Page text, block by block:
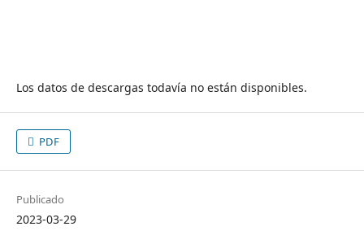
Los datos de descargas todavía no están disponibles.
PDF
Publicado
2023-03-29